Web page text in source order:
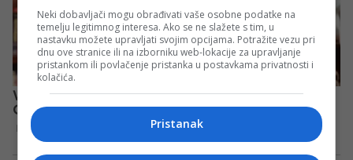
Neki dobavljači mogu obrađivati vaše osobne podatke na
temelju legitimnog interesa. Ako se ne slažete s tim, u
nastavku možete upravljati svojim opcijama. Potražite vezu pri
dnu ove stranice ili na izborniku web-lokacije za upravljanje
pristankom ili povlačenje pristanka u postavkama privatnosti i
kolačića.
Pristanak